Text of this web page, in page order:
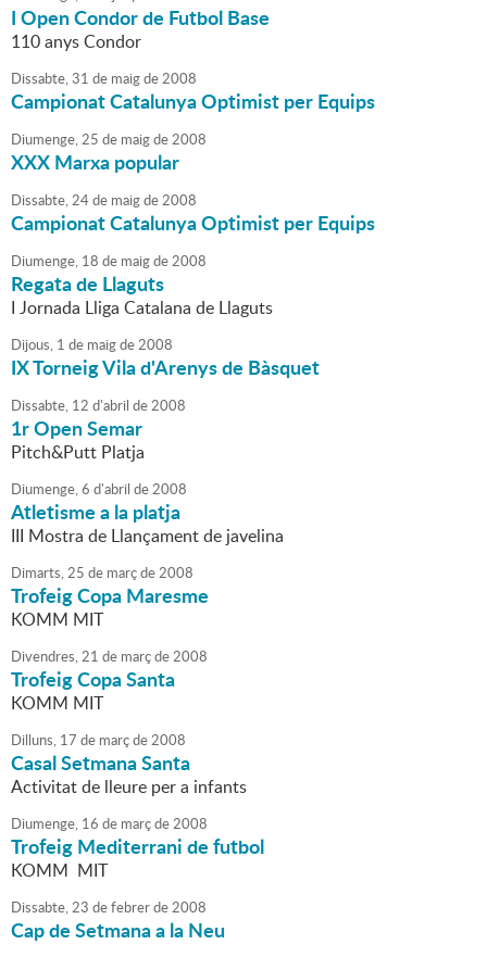
I Open Condor de Futbol Base
110 anys Condor
Dissabte,31 de maigde2008
Campionat Catalunya Optimist per Equips
Diumenge,25 de maigde2008
XXX Marxa popular
Dissabte,24de maigde2008
Campionat Catalunya Optimist per Equips
Diumenge, 18 de maigde2008
Regata de Llaguts
I Jornada Lliga Catalana de Llaguts
Dijous, 1 de maigde2008
IX Torneig Vila d'Arenys de Bàsquet
Dissabte, 12 d'abril de2008
1r Open Semar
Pitch&Putt Platja
Diumenge,6 d'abril de2008
Atletisme a la platja
III Mostra de Llançament de javelina
Dimarts,25 de marçde2008
Trofeig Copa Maresme
KOMM MIT
Divendres,21 de marçde2008
Trofeig Copa Santa
KOMM MIT
Dilluns, 17 de marçde2008
Casal Setmana Santa
Activitat de lleure per a infants
Diumenge, 16 de marçde2008
Trofeig Mediterrani de futbol
KOMM MIT
Dissabte,23 defebrerde2008
Cap de Setmana a la Neu